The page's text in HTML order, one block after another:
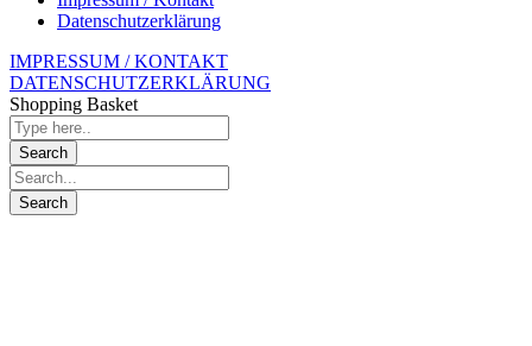
Datenschutzerklärung
IMPRESSUM / KONTAKT
DATENSCHUTZERKLÄRUNG
Shopping Basket